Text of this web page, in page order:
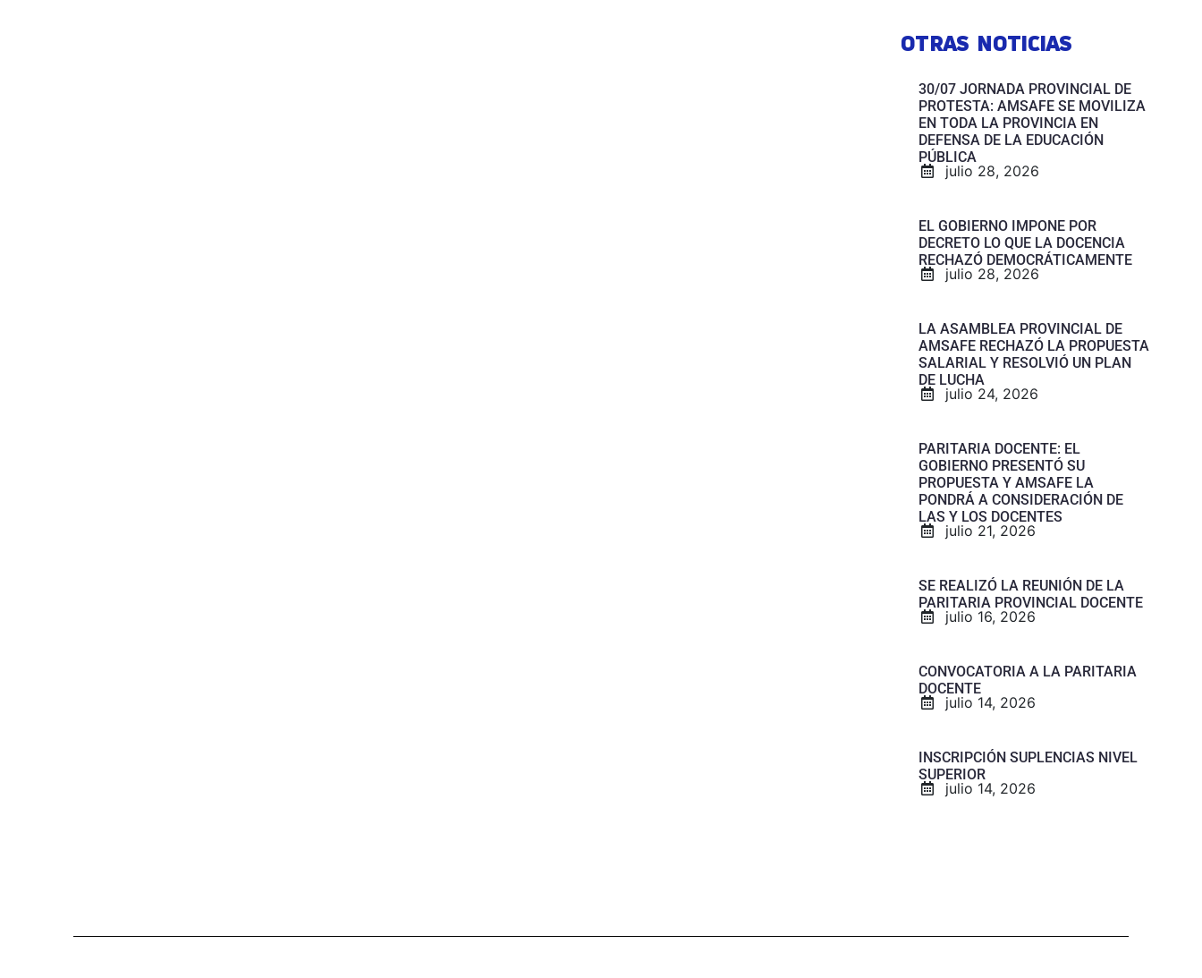
OTRAS NOTICIAS
30/07 JORNADA PROVINCIAL DE
PROTESTA: AMSAFE SE MOVILIZA
EN TODA LA PROVINCIA EN
DEFENSA DE LA EDUCACIÓN
PÚBLICA
julio 28, 2026
EL GOBIERNO IMPONE POR
DECRETO LO QUE LA DOCENCIA
RECHAZÓ DEMOCRÁTICAMENTE
julio 28, 2026
LA ASAMBLEA PROVINCIAL DE
AMSAFE RECHAZÓ LA PROPUESTA
SALARIAL Y RESOLVIÓ UN PLAN
DE LUCHA
julio 24, 2026
PARITARIA DOCENTE: EL
GOBIERNO PRESENTÓ SU
PROPUESTA Y AMSAFE LA
PONDRÁ A CONSIDERACIÓN DE
LAS Y LOS DOCENTES
julio 21, 2026
SE REALIZÓ LA REUNIÓN DE LA
PARITARIA PROVINCIAL DOCENTE
julio 16, 2026
CONVOCATORIA A LA PARITARIA
DOCENTE
julio 14, 2026
INSCRIPCIÓN SUPLENCIAS NIVEL
SUPERIOR
julio 14, 2026